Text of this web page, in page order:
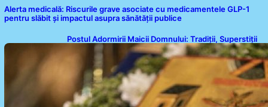
Alerta medicală: Riscurile grave asociate cu medicamentele GLP-1
pentru slăbit și impactul asupra sănătății publice
Postul Adormirii Maicii Domnului: Tradiții, Superstiții
și Implicații Spiritualitate în 2026